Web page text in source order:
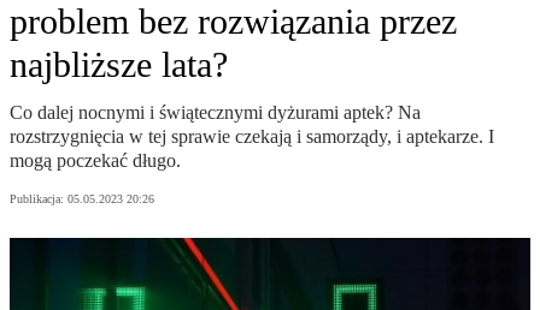
problem bez rozwiązania przez
najbliższe lata?
Co dalej nocnymi i świątecznymi dyżurami aptek? Na
rozstrzygnięcia w tej sprawie czekają i samorządy, i aptekarze. I
mogą poczekać długo.
Publikacja: 05.05.2023 20:26